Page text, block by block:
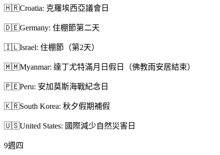
🇭🇷Croatia: 克羅埃西亞議會日
🇩🇪Germany: 住棚節第二天
🇮🇱Israel: 住棚節（第2天）
🇲🇲Myanmar: 達丁尤特滿月日假日（佛教雨安居結束）
🇵🇪Peru: 安加莫斯海戰紀念日
🇰🇷South Korea: 秋夕假期補假
🇺🇸United States: 國際減少自然災害日
9週四